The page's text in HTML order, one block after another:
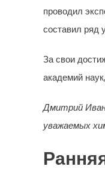
проводил
составил ряд
За свои
академий
Дмитрий
уважаемых